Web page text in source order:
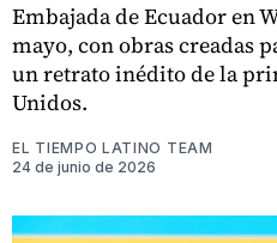
Embajada de Ecuador en
mayo, con obras creadas
un retrato inédito de la
Unidos.
EL TIEMPO LATINO TEAM
24 de junio de 2026